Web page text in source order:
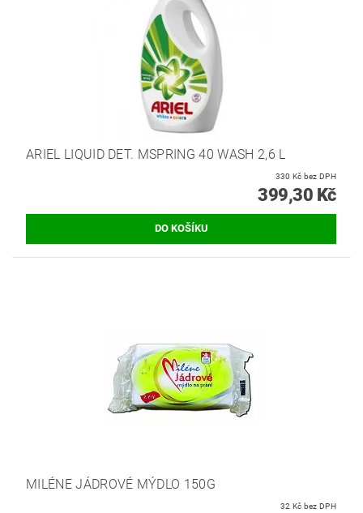
ARIEL LIQUID DET. MSPRING 40 WASH 2,6 L
330 Kč bez DPH
399,30 Kč
MILÉNE JÁDROVÉ MÝDLO 150G
32 Kč bez DPH